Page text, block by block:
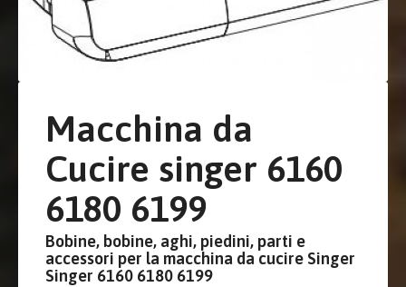
Macchina da
Cucire singer 6160
6180 6199
Bobine, bobine, aghi, piedini, parti e
accessori per la macchina da cucire Singer
Singer 6160 6180 6199